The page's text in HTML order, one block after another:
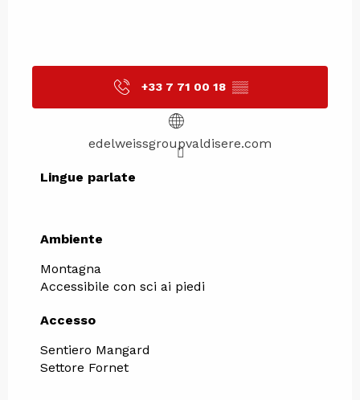
+33 7 71 00 18 ▒▒
edelweissgroupvaldisere.com
Lingue parlate
Lingue parlate
Ambiente
Ambiente
Montagna
Accessibile con sci ai piedi
Accesso
Accesso
Sentiero Mangard
Settore Fornet